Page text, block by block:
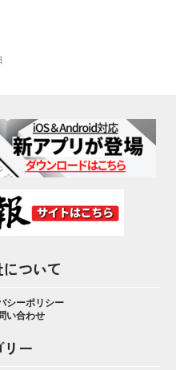
ついて
シーポリシー
い合わせ
ー